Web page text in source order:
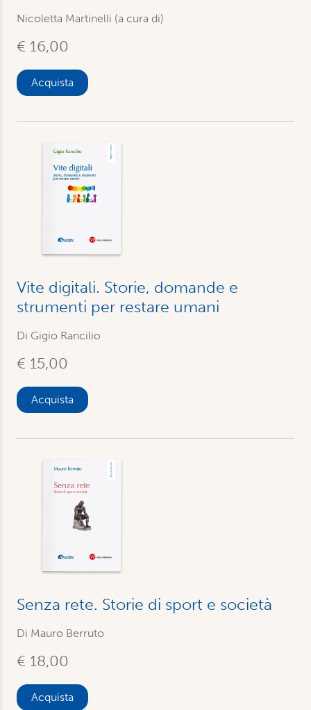
Nicoletta Martinelli (a cura di)
€ 16,00
Acquista
Vite digitali. Storie, domande e
strumenti per restare umani
Di Gigio Rancilio
€ 15,00
Acquista
Senza rete. Storie di sport e società
Di Mauro Berruto
€ 18,00
Acquista